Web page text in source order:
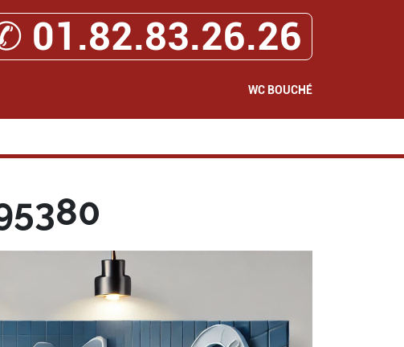
01.82.83.26.26
WC BOUCHÉ